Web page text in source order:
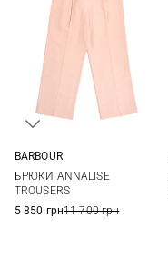
16
18
BARBOUR
БРЮКИ ANNALISE
TROUSERS
5 850 грн11 700 грн